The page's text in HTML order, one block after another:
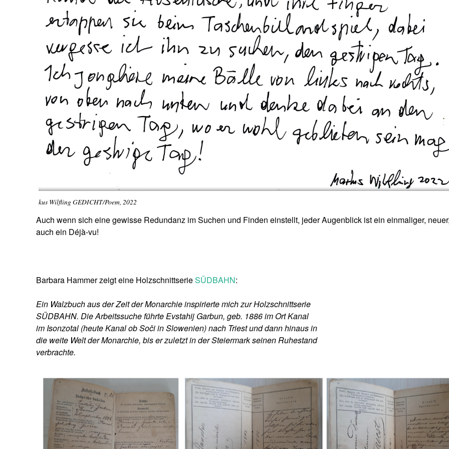
kus Wilfling GEDICHT/Poem, 2022
Auch wenn sich eine gewisse Redundanz im Suchen und Finden einstellt, jeder Augenblick ist ein einmaliger,
auch ein Déjà-vu!
Barbara Hammer zeigt eine HolzschnittserieSÜDBAHN:
Ein Walzbuch aus der Zeit der Monarchie inspirierte mich zur Holzschnittserie
SÜDBAHN. Die Arbeitssuche führte Evstahij Garbun, geb. 1886 im Ort Kanal
im Isonzotal (heute Kanal ob Soči in Slowenien) nach Triest und dann hinaus in
die weite Welt der Monarchie, bis er zuletzt in der Steiermark seinen Ruhestand
verbrachte.